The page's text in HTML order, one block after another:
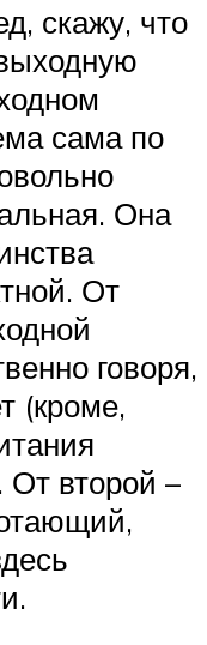
скажу, что
сама по
Она
От
говоря,
(кроме,
От второй –